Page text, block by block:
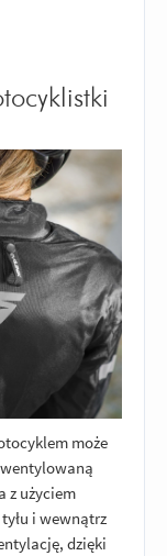
może
z użyciem
i wewnątrz
dzięki